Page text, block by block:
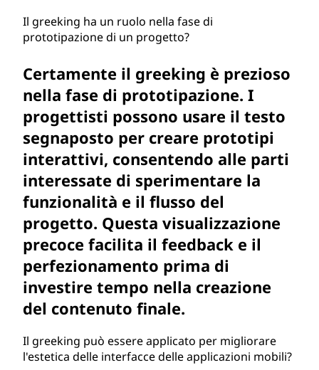
Il greeking ha un ruolo nella fase di
prototipazione di un progetto?
Certamente il greeking è prezioso
nella fase di prototipazione. I
progettisti possono usare il testo
segnaposto per creare prototipi
interattivi, consentendo alle parti
interessate di sperimentare la
funzionalità e il flusso del
progetto. Questa visualizzazione
precoce facilita il feedback e il
perfezionamento prima di
investire tempo nella creazione
del contenuto finale.
Il greeking può essere applicato per migliorare
l'estetica delle interfacce delle applicazioni mobili?